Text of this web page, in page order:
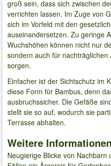
groß sein, dass sich zwischen
verrichten lassen. Im Zuge von
sich im Vorfeld mit den
auseinandersetzen. Zu geringe
Wuchshöhen können nicht nur
sondern auch für
sorgen.
Einfacher ist der Sichtschutz im
diese Form für Bambus, denn
ausbruchssicher. Die Gefäße
stellt sie so auf, wodurch sie
Terrasse abhalten.
Weitere Informationen
Neugierige Blicke von Nachbarn